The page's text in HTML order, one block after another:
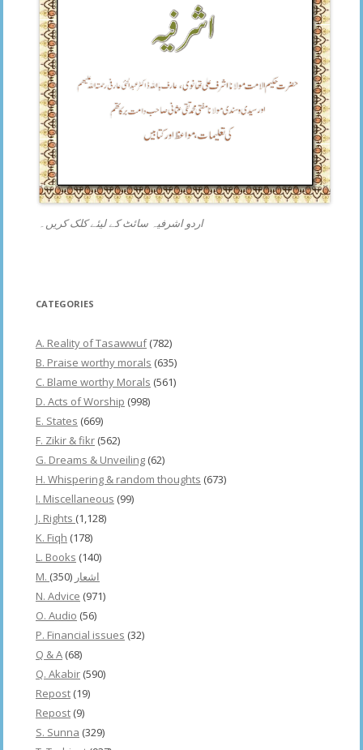
اردو اشرفیہ سائٹ کے لیئے کلک کریں۔
CATEGORIES
A. Reality of Tasawwuf(782)
B. Praise worthy morals (635)
C. Blame worthy Morals (561)
D. Acts of Worship (998)
E. States (669)
F. Zikir & fikr (562)
G. Dreams & Unveiling (62)
H. Whispering & random thoughts (673)
I. Miscellaneous (99)
J. Rights (1,128)
K. Fiqh (178)
L. Books (140)
M. اشعار (350)
N. Advice (971)
O. Audio (56)
P. Financial issues (32)
Q & A (68)
Q. Akabir (590)
Repost (19)
Repost (9)
S. Sunna (329)